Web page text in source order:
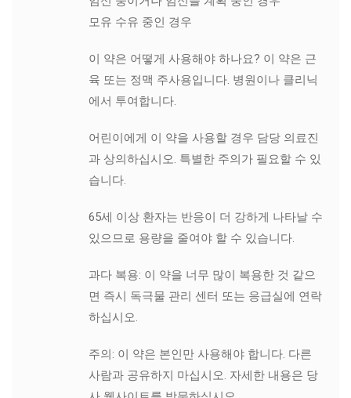
모유 수유 중인 경우
이 약은 어떻게 사용해야 하나요? 이 약은 근
육 또는 정맥 주사용입니다. 병원이나 클리닉
에서 투여합니다.
어린이에게 이 약을 사용할 경우 담당 의료진
과 상의하십시오. 특별한 주의가 필요할 수 있
습니다.
65세 이상 환자는 반응이 더 강하게 나타날 수
있으므로 용량을 줄여야 할 수 있습니다.
과다 복용: 이 약을 너무 많이 복용한 것 같으
면 즉시 독극물 관리 센터 또는 응급실에 연락
하십시오.
주의: 이 약은 본인만 사용해야 합니다. 다른
사람과 공유하지 마십시오. 자세한 내용은 당